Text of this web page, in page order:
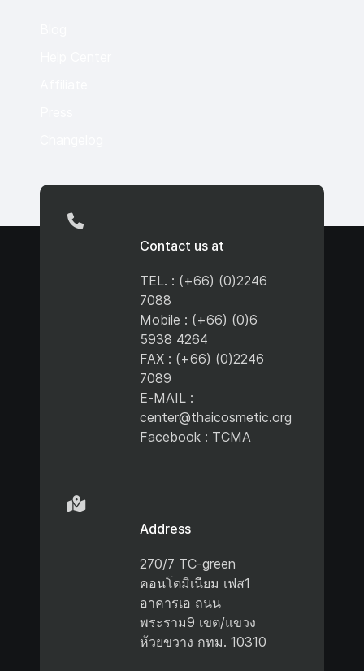
Contact us at
TEL. : (+66) (0)2246
7088
Mobile : (+66) (0)6
5938 4264
FAX : (+66) (0)2246
7089
E-MAIL :
center@thaicosmetic.org
Facebook : TCMA
Address
270/7 TC-green
คอนโดมิเนียม เฟส1
อาคารเอ ถนน
พระราม9 เขต/แขวง
ห้วยขวาง กทม. 10310